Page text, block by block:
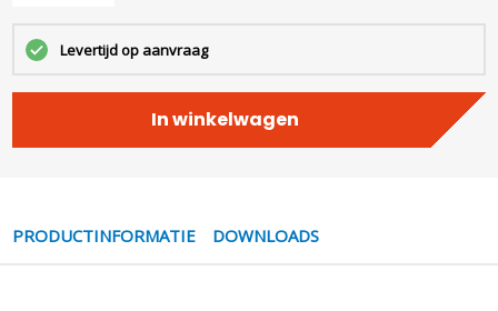
Levertijd op aanvraag
In winkelwagen
PRODUCTINFORMATIE DOWNLOADS